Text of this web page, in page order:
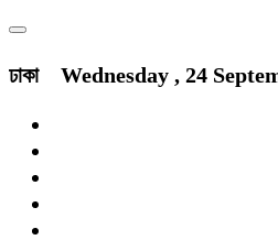
ঢাকা Wednesday , 24